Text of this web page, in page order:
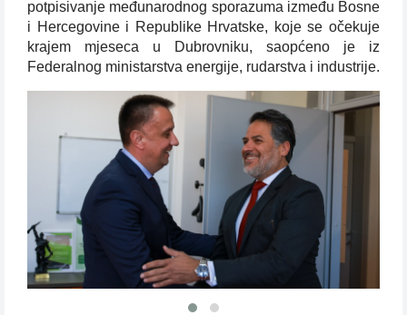
potpisivanje međunarodnog sporazuma između Bosne
i Hercegovine i Republike Hrvatske, koje se očekuje
krajem mjeseca u Dubrovniku, saopćeno je iz
Federalnog ministarstva energije, rudarstva i industrije.